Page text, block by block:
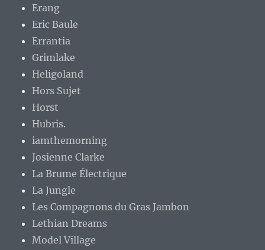
Erang
Eric Baule
Errantia
Grimlake
Heligoland
Hors Sujet
Horst
Hubris.
iamthemorning
Josienne Clarke
La Brume Électrique
La Jungle
Les Compagnons du Gras Jambon
Lethian Dreams
Model Village